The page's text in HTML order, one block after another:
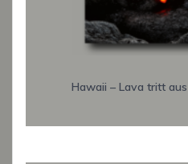
Hawaii – Lava tritt